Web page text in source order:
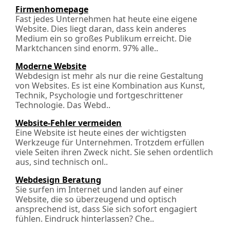
Firmenhomepage
Fast jedes Unternehmen hat heute eine eigene
Website. Dies liegt daran, dass kein anderes
Medium ein so großes Publikum erreicht. Die
Marktchancen sind enorm. 97% alle..
Moderne Website
Webdesign ist mehr als nur die reine Gestaltung
von Websites. Es ist eine Kombination aus Kunst,
Technik, Psychologie und fortgeschrittener
Technologie. Das Webd..
Website-Fehler vermeiden
Eine Website ist heute eines der wichtigsten
Werkzeuge für Unternehmen. Trotzdem erfüllen
viele Seiten ihren Zweck nicht. Sie sehen ordentlich
aus, sind technisch onl..
Webdesign Beratung
Sie surfen im Internet und landen auf einer
Website, die so überzeugend und optisch
ansprechend ist, dass Sie sich sofort engagiert
fühlen. Eindruck hinterlassen? Che..